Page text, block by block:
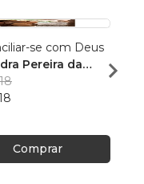
se com Deus
Pereira da
Comprar
Silva
R$